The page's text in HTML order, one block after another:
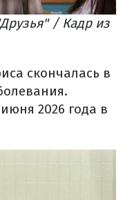
/ Кадр из
скончалась в
2026 года в